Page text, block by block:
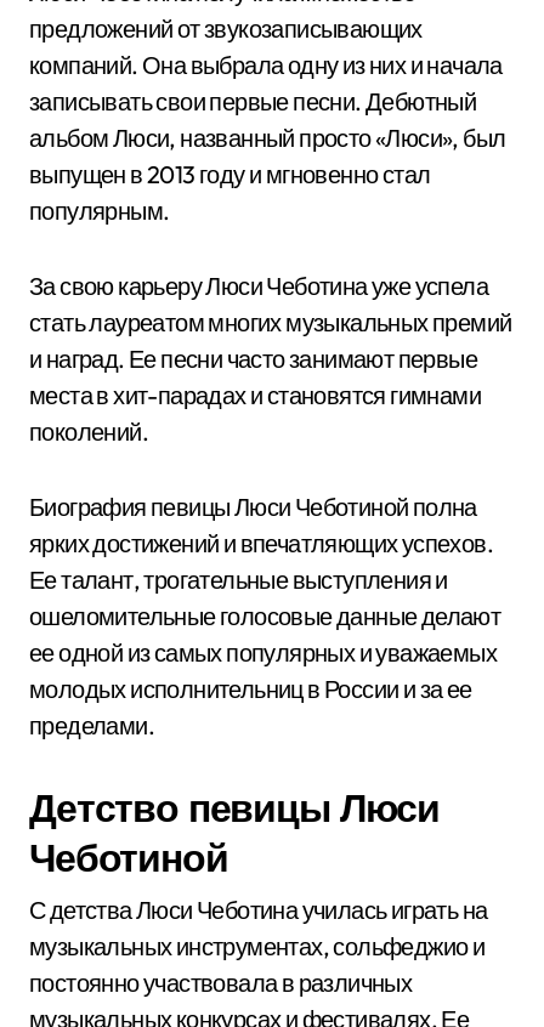
предложений от звукозаписывающих
компаний. Она выбрала одну из них и начала
записывать свои первые песни. Дебютный
альбом Люси, названный просто «Люси», был
выпущен в 2013 году и мгновенно стал
популярным.
За свою карьеру Люси Чеботина уже успела
стать лауреатом многих музыкальных премий
и наград. Ее песни часто занимают первые
места в хит-парадах и становятся гимнами
поколений.
Биография певицы Люси Чеботиной полна
ярких достижений и впечатляющих успехов.
Ее талант, трогательные выступления и
ошеломительные голосовые данные делают
ее одной из самых популярных и уважаемых
молодых исполнительниц в России и за ее
пределами.
Детство певицы Люси
Чеботиной
С детства Люси Чеботина училась играть на
музыкальных инструментах, сольфеджио и
постоянно участвовала в различных
музыкальных конкурсах и фестивалях. Ее